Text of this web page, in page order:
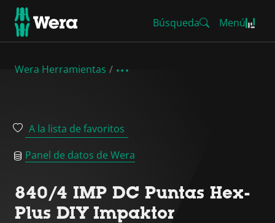
Búsqueda Menú
Wera Herramientas
A la lista de favoritos
Panel de datos de Wera
840/4 IMP DC Puntas Hex-
Plus DIY Impaktor